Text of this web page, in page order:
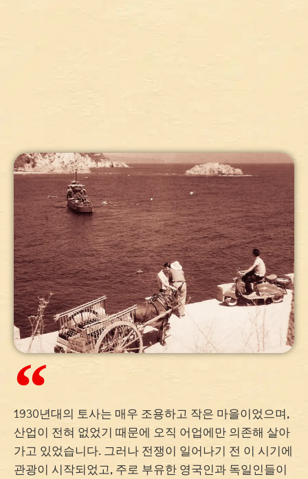
1930년대의 토사는 매우 조용하고 작은 마을이었으며,
산업이 전혀 없었기 때문에 오직 어업에만 의존해 살아
가고 있었습니다. 그러나 전쟁이 일어나기 전 이 시기에
관광이 시작되었고, 주로 부유한 영국인과 독일인들이